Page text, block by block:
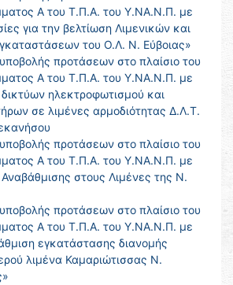
Α του Τ.Π.Α. του Υ.ΝΑ.Ν.Π. με
για την βελτίωση Λιμενικών και
του Ο.Λ. Ν. Εύβοιας»
προτάσεων στο πλαίσιο του
Α του Τ.Π.Α. του Υ.ΝΑ.Ν.Π. με
ηλεκτροφωτισμού και
σε λιμένες αρμοδιότητας Δ.Λ.Τ.
προτάσεων στο πλαίσιο του
Α του Τ.Π.Α. του Υ.ΝΑ.Ν.Π. με
Αναβάθμισης στους Λιμένες της Ν.
προτάσεων στο πλαίσιο του
Α του Τ.Π.Α. του Υ.ΝΑ.Ν.Π. με
εγκατάστασης διανομής
λιμένα Καμαριώτισσας Ν.